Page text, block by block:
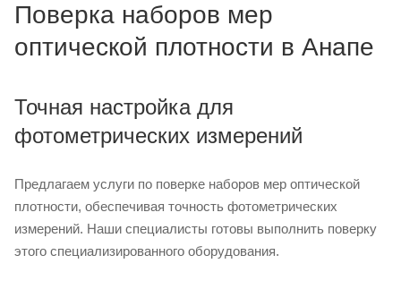
Поверка наборов мер
оптической плотности в Анапе
Точная настройка для
фотометрических измерений
Предлагаем услуги по поверке наборов мер оптической
плотности, обеспечивая точность фотометрических
измерений. Наши специалисты готовы выполнить поверку
этого специализированного оборудования.